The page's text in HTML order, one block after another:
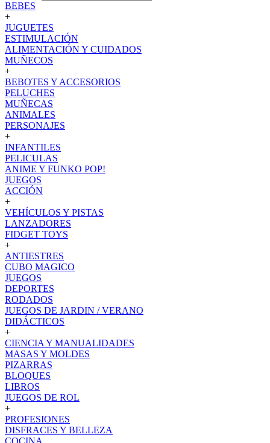
BEBES
+
JUGUETES
ESTIMULACIÓN
ALIMENTACIÓN Y CUIDADOS
MUÑECOS
+
BEBOTES Y ACCESORIOS
PELUCHES
MUÑECAS
ANIMALES
PERSONAJES
+
INFANTILES
PELICULAS
ANIME Y FUNKO POP!
JUEGOS
ACCIÓN
+
VEHÍCULOS Y PISTAS
LANZADORES
FIDGET TOYS
+
ANTIESTRES
CUBO MAGICO
JUEGOS
DEPORTES
RODADOS
JUEGOS DE JARDIN / VERANO
DIDÁCTICOS
+
CIENCIA Y MANUALIDADES
MASAS Y MOLDES
PIZARRAS
BLOQUES
LIBROS
JUEGOS DE ROL
+
PROFESIONES
DISFRACES Y BELLEZA
COCINA